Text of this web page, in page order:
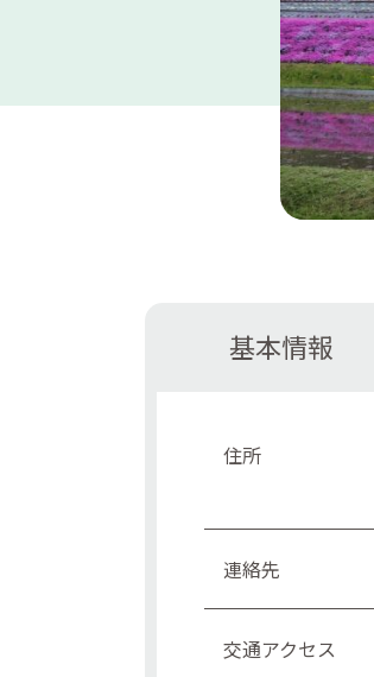
基本情報
住所
連絡先
交通アクセス